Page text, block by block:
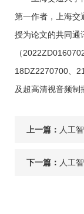
第一作者，上海交
授为论文的共同通
（
18DZ2270700、
及超高清视音频制
上一篇： 人工
临床
下一篇： 人工